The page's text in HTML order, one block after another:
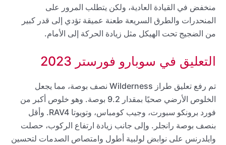
منخفض في القيادة العادية، ولكن يتطلب المرور على
المنحدرات والطرق السريعة طعنة عميقة تؤدي إلى قدر كبير
من الضجيج تحت الهيكل مثل زيادة الحركة إلى الأمام.
التعليق في سوبارو فورستر 2023
تم رفع تعليق طراز Wilderness نصف بوصة، مما يجعل
الخلوص الأرضي صحيًا بمقدار 9.2 بوصة. وهو خلوص أكبر من
فورد برونكو سبورت، وجيب كومباس، وتويوتا RAV4. وأقل
بنصف بوصة رانجلر. وإلى جانب زيادة ارتفاع الركوب، حصلت
وايلدرنس على نوابض لولبية أطول وامتصاص الصدمات لتحسين